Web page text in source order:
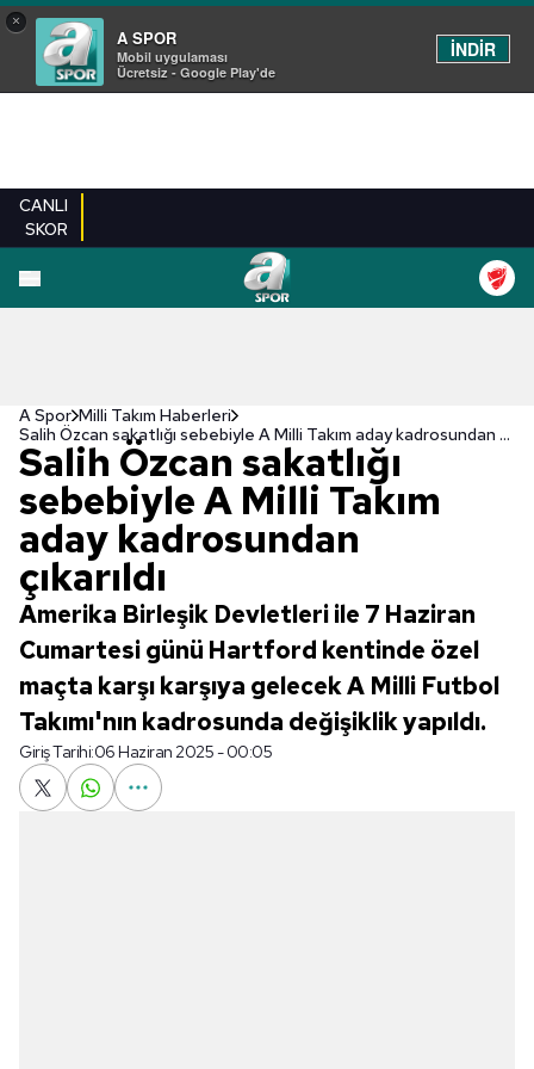
×
A SPOR
Mobil uygulaması
Ücretsiz - Google Play'de
İNDİR
CANLI
SKOR
A Spor Milli Takım Haberleri
Salih Özcan sakatlığı sebebiyle A Milli Takım aday kadrosundan çıkarıldı
Salih Özcan sakatlığı
sebebiyle A Milli Takım
aday kadrosundan
çıkarıldı
Amerika Birleşik Devletleri ile 7 Haziran
Cumartesi günü Hartford kentinde özel
maçta karşı karşıya gelecek A Milli Futbol
Takımı'nın kadrosunda değişiklik yapıldı.
Giriş Tarihi:06 Haziran 2025 - 00:05